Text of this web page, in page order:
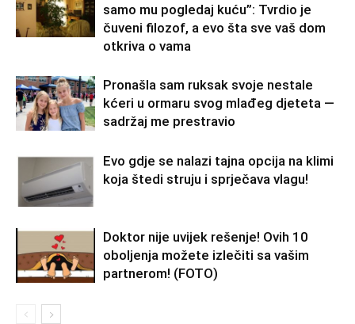
samo mu pogledaj kuću”: Tvrdio je
čuveni filozof, a evo šta sve vaš dom
otkriva o vama
Pronašla sam ruksak svoje nestale
kćeri u ormaru svog mlađeg djeteta —
sadržaj me prestravio
Evo gdje se nalazi tajna opcija na klimi
koja štedi struju i sprječava vlagu!
Doktor nije uvijek rešenje! Ovih 10
oboljenja možete izlečiti sa vašim
partnerom! (FOTO)